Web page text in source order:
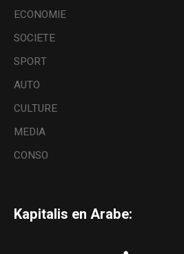
ECONOMIE
SOCIETE
SPORT
AUTO
CULTURE
MEDIA
CONSO
Kapitalis en Arabe: